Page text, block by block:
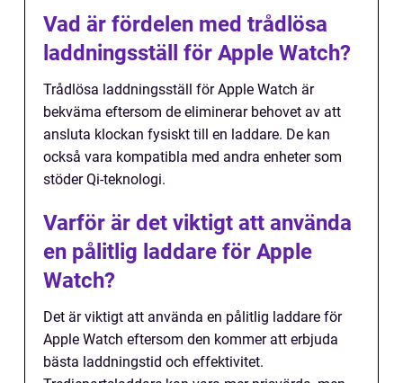
Vad är fördelen med trådlösa
laddningsställ för Apple Watch?
Trådlösa laddningsställ för Apple Watch är
bekväma eftersom de eliminerar behovet av att
ansluta klockan fysiskt till en laddare. De kan
också vara kompatibla med andra enheter som
stöder Qi-teknologi.
Varför är det viktigt att använda
en pålitlig laddare för Apple
Watch?
Det är viktigt att använda en pålitlig laddare för
Apple Watch eftersom den kommer att erbjuda
bästa laddningstid och effektivitet.